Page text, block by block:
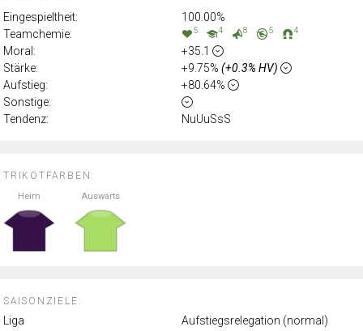
TRIKOTFARBEN:
Heim Auswärts
SAISONZIELE:
Liga
Aufstiegsrelegation (normal)
Eingespieltheit:
100.00%
Teamchemie:
5 4 8 5 4
Moral:
+35.1
Stärke:
+9.75% (+0.3% HV)
Aufstieg:
+80.64%
Sonstige:
Tendenz:
NuUuSsS